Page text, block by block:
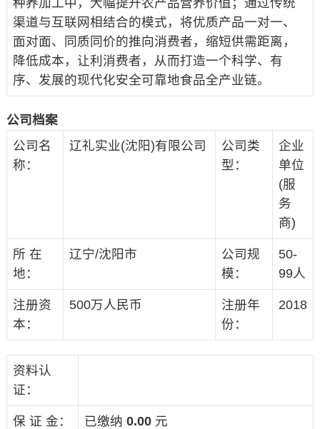
种养加工中，大幅提升农产品营养价值；通过传统
渠道与互联网相结合的模式，将优质产品一对一、
面对面、同质同价的推向消费者，缩短供需距离，
降低成本，让利消费者，从而打造一个科学、有
序、发展的现代化安全可靠地食品全产业链。
公司档案
公司名
称：
辽礼实业(沈阳)有限公司
公司类
型：
企业
单位
(服
务
商)
所 在
地：
辽宁/沈阳市
公司规
模：
50-
99人
注册资
本：
500万人民币
注册年
份：
2018
资料认
证：
保 证 金： 已缴纳 0.00元